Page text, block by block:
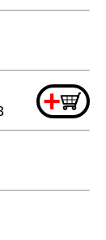
+